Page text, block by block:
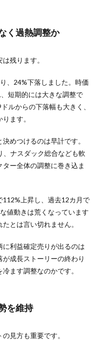
く過熱調整か
残ります。
、24%下落しました。時価
短期的には大きな調整で
ルからの下落幅も大きく、
ます。
めつけるのは早計です。
ナスダック総合なども軟
ー全体の調整に巻き込ま
上昇し、過去12カ月で
値動きは荒くなっています
とは言い切れません。
利益確定売りが出るのは
成長ストーリーの終わり
ます調整なのかです。
を維持
見方も重要です。